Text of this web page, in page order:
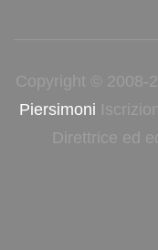
Copyright © 2008-
Piersimoni
Direttrice ed